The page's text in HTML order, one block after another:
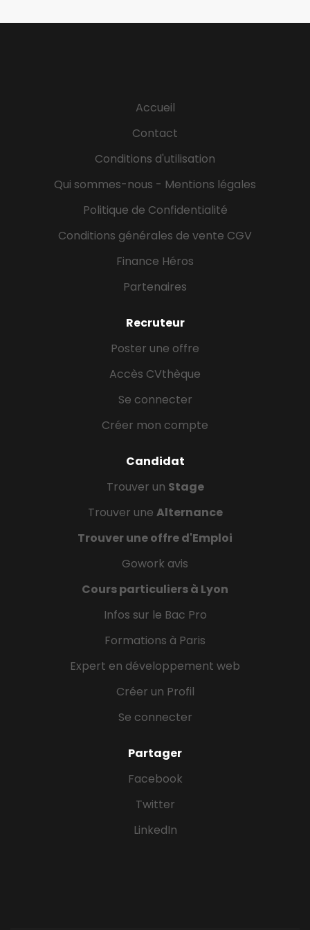
d’aide à domicile, les maisons de retraite, les
médecins, etc. Développer des partenariats locaux
budgets et les ressources de la structure. Assurer
la...
Accueil
Contact
Conditions d'utilisation
Qui sommes-nous - Mentions légales
Politique de Confidentialité
Conditions générales de vente CGV
Finance Héros
Partenaires
Recruteur
Poster une offre
Accès CVthèque
Se connecter
Créer mon compte
Candidat
Trouver un Stage
Trouver une Alternance
Trouver une offre d'Emploi
Gowork avis
Cours particuliers à Lyon
Infos sur le Bac Pro
Formations à Paris
Expert en développement web
Créer un Profil
Se connecter
Partager
Facebook
Twitter
LinkedIn